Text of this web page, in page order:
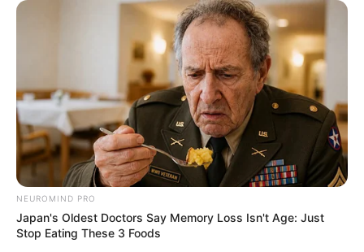
COMPARTIR
UNIRSE AL CANAL DE WHATSAPP
Millonarios visita aUnión Magdalenapara ponerse al día
enLiga Betplay, pues el compromiso de la primera fecha
de la competición no pudo jugarse en la fecha asignada
tras el ataque que recibió el bus del equipo 'embajador' en
su traslado hacía elSierra Nevadade la ciudad deSanta
Ahora, la Dimayor
asignó una nueva fecha para el
NEUROMIND PRO
Japan's Oldest Doctors Say Memory Loss Isn't Age: Just
Stop Eating These 3 Foods